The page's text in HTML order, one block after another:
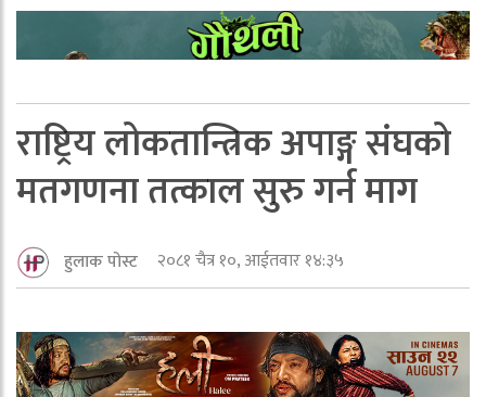
राष्ट्रिय लोकतान्त्रिक अपाङ्ग संघको
मतगणना तत्काल सुरु गर्न माग
हुलाक पोस्ट २०८१ चैत्र १०, आईतवार १४:३५